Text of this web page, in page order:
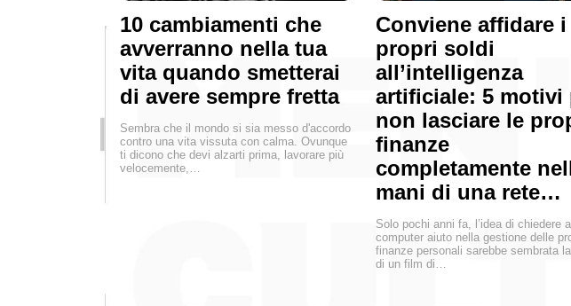
10 cambiamenti che
avverranno nella tua
vita quando smetterai
di avere sempre fretta
Sembra che il mondo si sia messo d'accordo
contro una vita vissuta con calma. Ovunque
ti dicono che devi alzarti prima, lavorare più
velocemente,…
Conviene affidare i
propri soldi
all’intelligenza
artificiale: 5 motivi
non lasciare le
finanze
completamente
mani di una rete…
Solo pochi anni fa, l’idea di chiedere
computer aiuto nella gestione delle
finanze personali sarebbe sembrata
di un film di…